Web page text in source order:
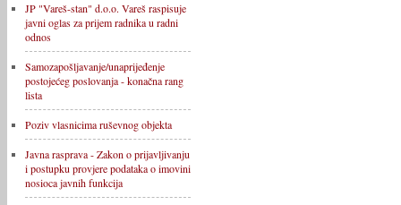
JP "Vareš-stan" d.o.o. Vareš raspisuje
javni oglas za prijem radnika u radni
odnos
Samozapošljavanje/unaprijeđenje
postojećeg poslovanja - konačna rang
lista
Poziv vlasnicima ruševnog objekta
Javna rasprava - Zakon o prijavljivanju
i postupku provjere podataka o imovini
nosioca javnih funkcija